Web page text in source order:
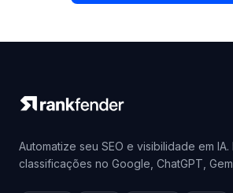
Automatize seu SEO e visibilidade em IA.
classificações no Google, ChatGPT,